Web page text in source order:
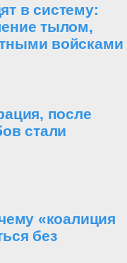
в систему:
тылом,
войсками
после
стали
«коалиция
без